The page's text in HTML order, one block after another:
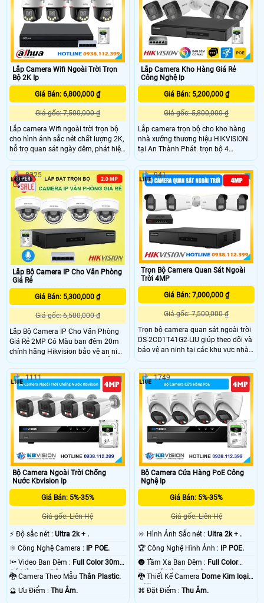
nén H265+, khả năng chống ngược
sáng DWDR và tầm xa hồng ngoại
30m, giúp bạn yên tâm kinh doanh
hơn.
vệ không gian sống an toàn 24/7
phù hợp cho mọi gia đình.
Lắp Camera Wifi Ngoài Trời Trọn
Bộ 2K Ip
Giá Bán: 6,800,000 ₫
Giá gốc: 7,500,000 ₫
Lắp camera Wifi ngoài trời trọn bộ
cho hình ảnh sắc nét chất lượng 2K,
hỗ trợ quan sát ngày đêm, phát hiện
chuyển động thông minh và đàm
thoại hai chiều. Trọn bộ camera
ngoài trời dễ lắp đặt, kết nối ổn định,
giúp người dùng theo dõi từ xa tiện
lợi.
Lắp Camera Kho Hàng Giá Rẻ
Công Nghệ Ip
Giá Bán: 5,200,000 ₫
Giá gốc: 5,800,000 ₫
Lắp camera trọn bộ cho kho hàng
nhà xưởng thương hiệu HIKVISION
tại An Thành Phát. trọn bộ 4
camera Kho hàng nhà xưởng Hình
ảnh full hd 1080P độ phân giải
2.0MP giám sát ban đêm 20m có
tích hợp đèn trợ sáng cho hình ảnh
ban đêm có màu công nghệ IP ghi
hình ổn định
Lắp Bộ Camera IP Cho Văn Phòng
Giá Rẻ
Giá Bán: 5,300,000 ₫
Giá gốc: 6,500,000 ₫
Lắp Bộ Camera IP Cho Văn Phòng
Giá Rẻ 2MP Có Màu ban đêm 20m
chính hãng Hikvision bảo vệ an ninh
văn phòng một cách tốt nhấthỗ trợ
ghi hình sắc nét cho hình ảnh
FULLHD 1080p cung cấp hình ảnh
ban đêm có màu hoặc hồng ngoại
tuy theo ý thích của bạn bên cạnh
đó là tính năng phát hiện thông
minh phân biệt người hoặc phương
tiện đảm bảo an ninh hiệu quả.
8325
Trọn Bộ Camera Quan Sát Ngoài
Trời 4MP
Giá Bán: 7,000,000 ₫
Giá gốc: 7,500,000 ₫
Trọn bộ camera quan sát ngoài trời
DS-2CD1T41G2-LIU giúp theo dõi và
bảo vệ an ninh tại các khu vực nhà
ở, cửa hàng, kho xưởng hoặc bãi xe
một cách hiệu quả. Camera ngoài
trời DS-2CD1T41G2-LIU sở hữu độ
phân giải cao lên đến 4MP, tích hợp
nhiều công nghệ thông minh như
phát hiện người và phương tiện, chế
độ đèn thông minh, ...
941
Bộ Camera Ngoài Trời Chống
Nước Kbvision Ip
Giá Bán: 5%-35%
Giá gốc: Liên Hệ
️⚡ Độ sắc nét : Ultra 2k + .
⚛️ Công Nghệ Camera :
IP POE.
🔦 Video Ban Đêm : Full Color 30m
Có Màu Ban Ðêm.
🐉️ Camera Theo Mẫu Thân Plastic.
️🔮 Ưu Điểm : Thu Âm.
1111
Bộ Camera Cửa Hàng PoE Công
Nghệ Ip
Giá Bán: 5%-35%
Giá gốc: Liên Hệ
🔆 Hình Ảnh Sắc nét :Ultra 2k + .
🏆 Công Nghệ Hình Ảnh :
IP POE.
🌚 Tầm Xa Ban Đêm : Full Color
30m Có Màu Ban Ðêm.
🐉️ Thiết Kế Camera Dome Kim loại
+ Nhựa.
️⌘ Đặt Điểm :Thu Âm.
1749